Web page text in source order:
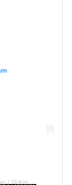
Um post compartilhado por Portal iMais | Notícias de Indaiatuba (@imaisonline)